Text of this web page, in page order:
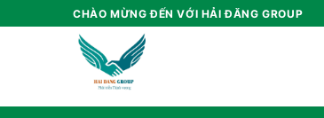
qua
CHÀO MỪNG ĐẾN VỚI HẢI ĐĂNG GROUP